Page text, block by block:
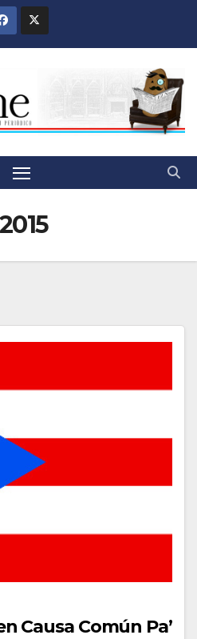
Causa Común Pa’